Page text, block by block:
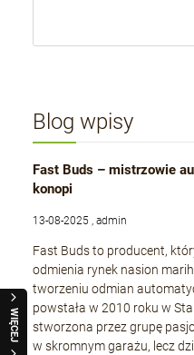
WIĘCEJ
Blog wpisy
Fast Buds – mistrzowie
konopi
13-08-2025 , admin
Fast Buds to producent,
odmienia rynek nasion
tworzeniu odmian
powstała w 2010 roku w
stworzona przez grupę
w skromnym garażu, lecz